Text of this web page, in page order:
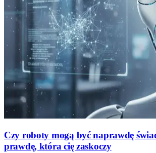
Czy roboty mogą być naprawdę
prawdę, która cię zaskoczy